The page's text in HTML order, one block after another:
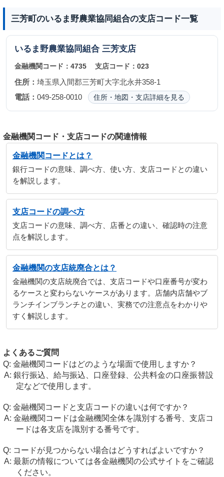
三芳町のいるま野農業協同組合の支店コード一覧
いるま野農業協同組合 三芳支店
金融機関コード： 4735 支店コード：023
住所： 埼玉県入間郡三芳町大字北永井358-1
電話： 049-258-0010 住所・地図・支店詳細を見る
金融機関コード・支店コードの関連情報
金融機関コードとは？
銀行コードの意味、調べ方、使い方、支店コードとの違い
を解説します。
支店コードの調べ方
支店コードの意味、調べ方、店番との違い、確認時の注意
点を解説します。
金融機関の支店統廃合とは？
金融機関の支店統廃合では、支店コードや口座番号が変わ
るケースと変わらないケースがあります。店舗内店舗やブ
ランチインブランチとの違い、実務での注意点をわかりや
すく解説します。
よくあるご質問
金融機関コードはどのような場面で使用しますか？
銀行振込、給与振込、口座登録、公共料金の口座振替設
定などで使用します。
金融機関コードと支店コードの違いは何ですか？
金融機関コードは金融機関全体を識別する番号、支店コ
ードは各支店を識別する番号です。
コードが見つからない場合はどうすればよいですか？
最新の情報については各金融機関の公式サイトをご確認
ください。